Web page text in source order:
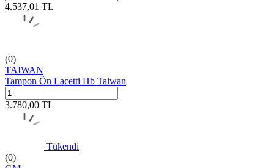
4.537,01 TL
(0)
TAIWAN
Tampon Ön Lacetti Hb Taiwan
3.780,00 TL
Tükendi
(0)